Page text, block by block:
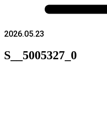
2026.05.23
S__5005327_0